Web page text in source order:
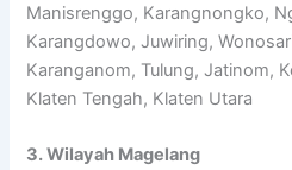
Manisrenggo, Karangnongko,
Karangdowo, Juwiring,
Karanganom, Tulung, Jatinom,
Klaten Tengah, Klaten Utara
3. Wilayah Magelang